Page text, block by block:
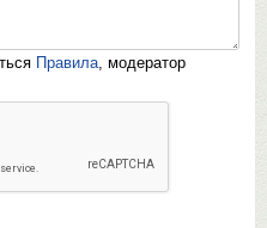
Правила , модератор